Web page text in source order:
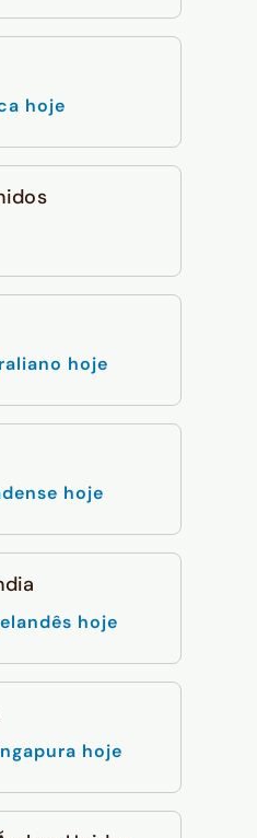
hoje
hoje
hoje
hoje
hoje